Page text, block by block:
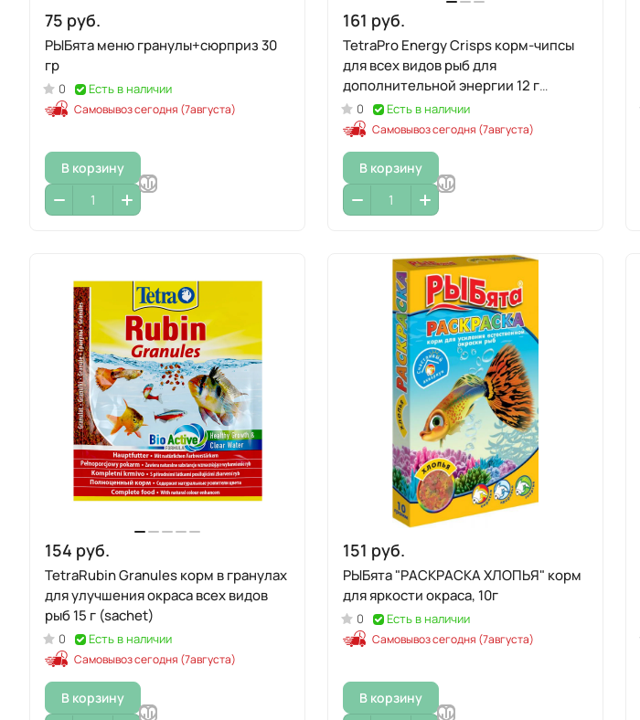
75 руб.
РЫБята меню гранулы+сюрприз 30
гр
0 Есть в наличии
Самовывоз сегодня (7августа)
В корзину
161 руб.
TetraPro Energy Crisps корм-чипсы
для всех видов рыб для
дополнительной энергии 12 г
(sachet)
0 Есть в наличии
Самовывоз сегодня (7августа)
В корзину
154 руб.
TetraRubin Granules корм в гранулах
для улучшения окраса всех видов
рыб 15 г (sachet)
0 Есть в наличии
Самовывоз сегодня (7августа)
В корзину
151 руб.
РЫБята "РАСКРАСКА ХЛОПЬЯ" корм
для яркости окраса, 10г
0 Есть в наличии
Самовывоз сегодня (7августа)
В корзину